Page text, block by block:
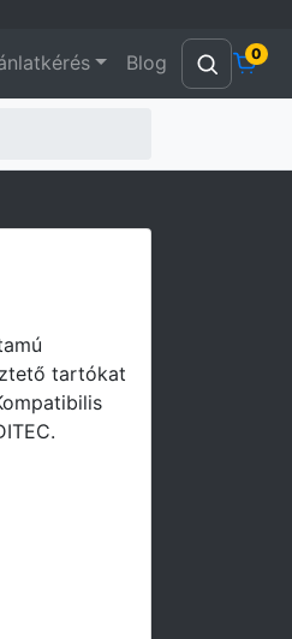
Blog 0
tartókat